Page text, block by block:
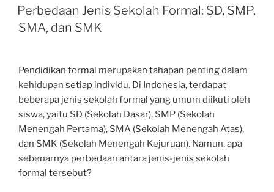
ON
Perbedaan Jenis Sekolah Formal: SD, SMP,
SMA, dan SMK
Pendidikan formal merupakan tahapan penting dalam
kehidupan setiap individu. Di Indonesia, terdapat
beberapa jenis sekolah formal yang umum diikuti oleh
siswa, yaitu SD (Sekolah Dasar), SMP (Sekolah
Menengah Pertama), SMA (Sekolah Menengah Atas),
dan SMK (Sekolah Menengah Kejuruan). Namun, apa
sebenarnya perbedaan antara jenis-jenis sekolah
formal tersebut?